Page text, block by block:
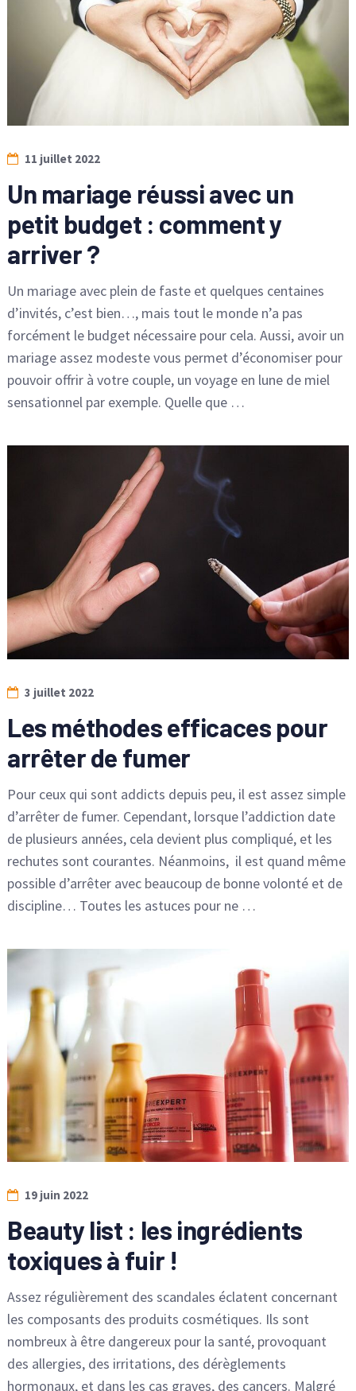
11 juillet 2022
Un mariage réussi avec un
petit budget : comment y
arriver ?
Un mariage avec plein de faste et quelques centaines
d’invités, c’est bien…, mais tout le monde n’a pas
forcément le budget nécessaire pour cela. Aussi, avoir un
mariage assez modeste vous permet d’économiser pour
pouvoir offrir à votre couple, un voyage en lune de miel
sensationnel par exemple. Quelle que …
3 juillet 2022
Les méthodes efficaces pour
arrêter de fumer
Pour ceux qui sont addicts depuis peu, il est assez simple
d’arrêter de fumer. Cependant, lorsque l’addiction date
de plusieurs années, cela devient plus compliqué, et les
rechutes sont courantes. Néanmoins, il est quand même
possible d’arrêter avec beaucoup de bonne volonté et de
discipline… Toutes les astuces pour ne …
19 juin 2022
Beauty list : les ingrédients
toxiques à fuir !
Assez régulièrement des scandales éclatent concernant
les composants des produits cosmétiques. Ils sont
nombreux à être dangereux pour la santé, provoquant
des allergies, des irritations, des dérèglements
hormonaux, et dans les cas graves, des cancers. Malgré